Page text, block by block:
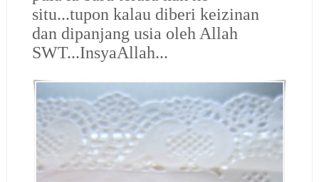
situ...tupon kalau diberi keizinan
dan dipanjang usia oleh Allah
SWT...InsyaAllah...